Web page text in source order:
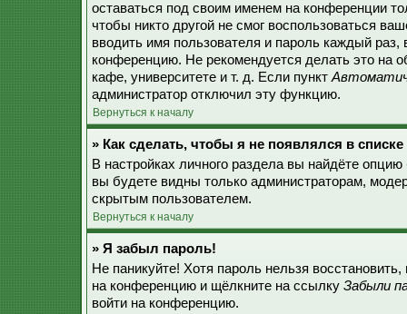
оставаться под своим именем на конференции
чтобы никто другой не смог воспользоваться
вводить имя пользователя и пароль каждый
конференцию. Не рекомендуется делать это на
кафе, университете и т. д. Если пункт
администратор отключил эту функцию.
Вернуться к началу
» Как сделать, чтобы я не появлялся в
В настройках личного раздела вы найдёте опцию
вы будете видны только администраторам,
скрытым пользователем.
Вернуться к началу
» Я забыл пароль!
Не паникуйте! Хотя пароль нельзя
на конференцию и щёлкните на ссылку Забыли
войти на конференцию.